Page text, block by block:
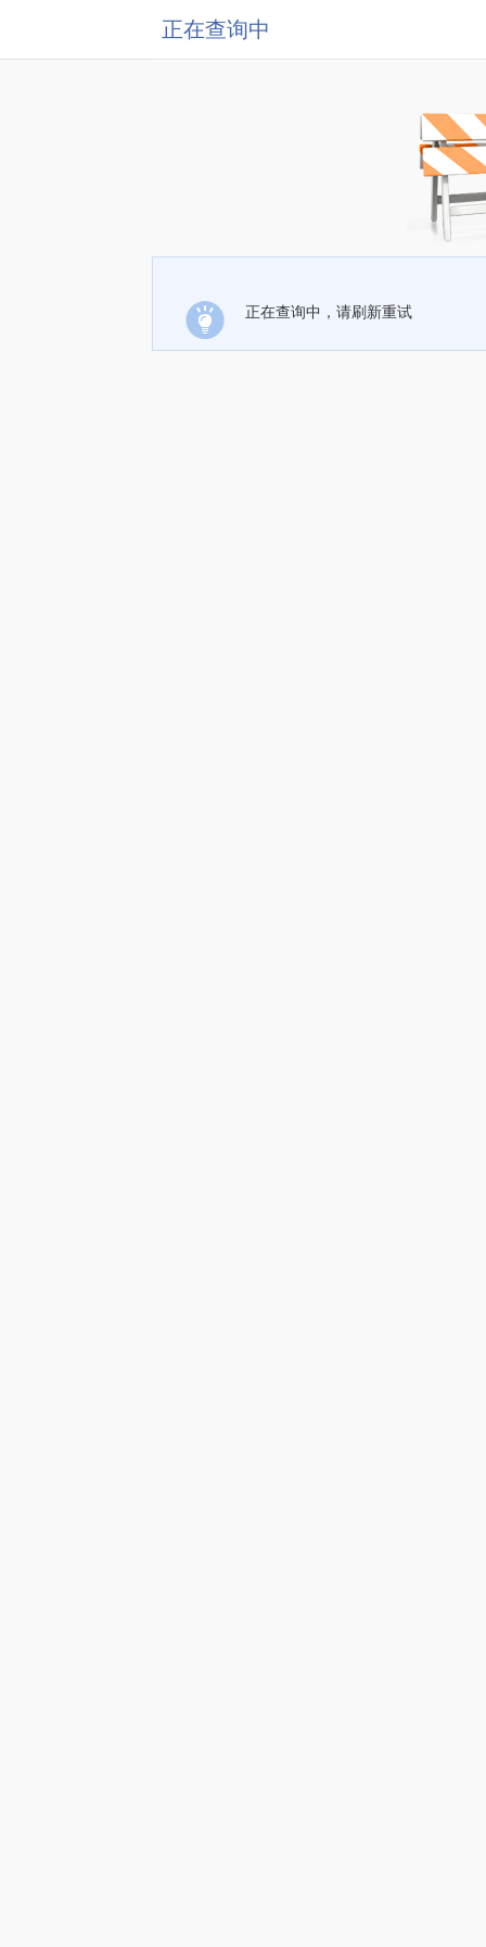
正在查询中
正在查询中，请刷新重试